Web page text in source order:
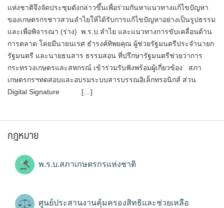
แห่งชาติจึงจัดประชุมดังกล่าวขึ้นเพื่อร่วมกันหาแนวทางแก้ไขปัญหา
ของเกษตรกรชาวสวนลำไยให้ได้รับการแก้ไขปัญหาอย่างเป็นรูปธรรม
และเพื่อพิจารณา (ร่าง) พ.ร.บ.ลำไย และแนวทางการขับเคลื่อนด้าน
การตลาด โดยมีนายนเรศ ธำรงค์ทิพยคุณ ผู้ช่วยรัฐมนตรีประจำนายก
รัฐมนตรี และนายธนสาร ธรรมสอน ที่ปรึกษารัฐมนตรีช่วยว่าการ
กระทรวงเกษตรและสหกรณ์ เข้าร่วมรับฟังพร้อมผู้เกี่ยวข้อง สภา
เกษตรกรฯทดสอบและอบรมระบบสารบรรณอิเล็กทรอนิกส์ ส่วน
Digital Signature […]
กฎหมาย
พ.ร.บ.สภาเกษตรกรแห่งชาติ
ศูนย์ประสานงานคุ้มครองสิทธิและช่วยเหลือ